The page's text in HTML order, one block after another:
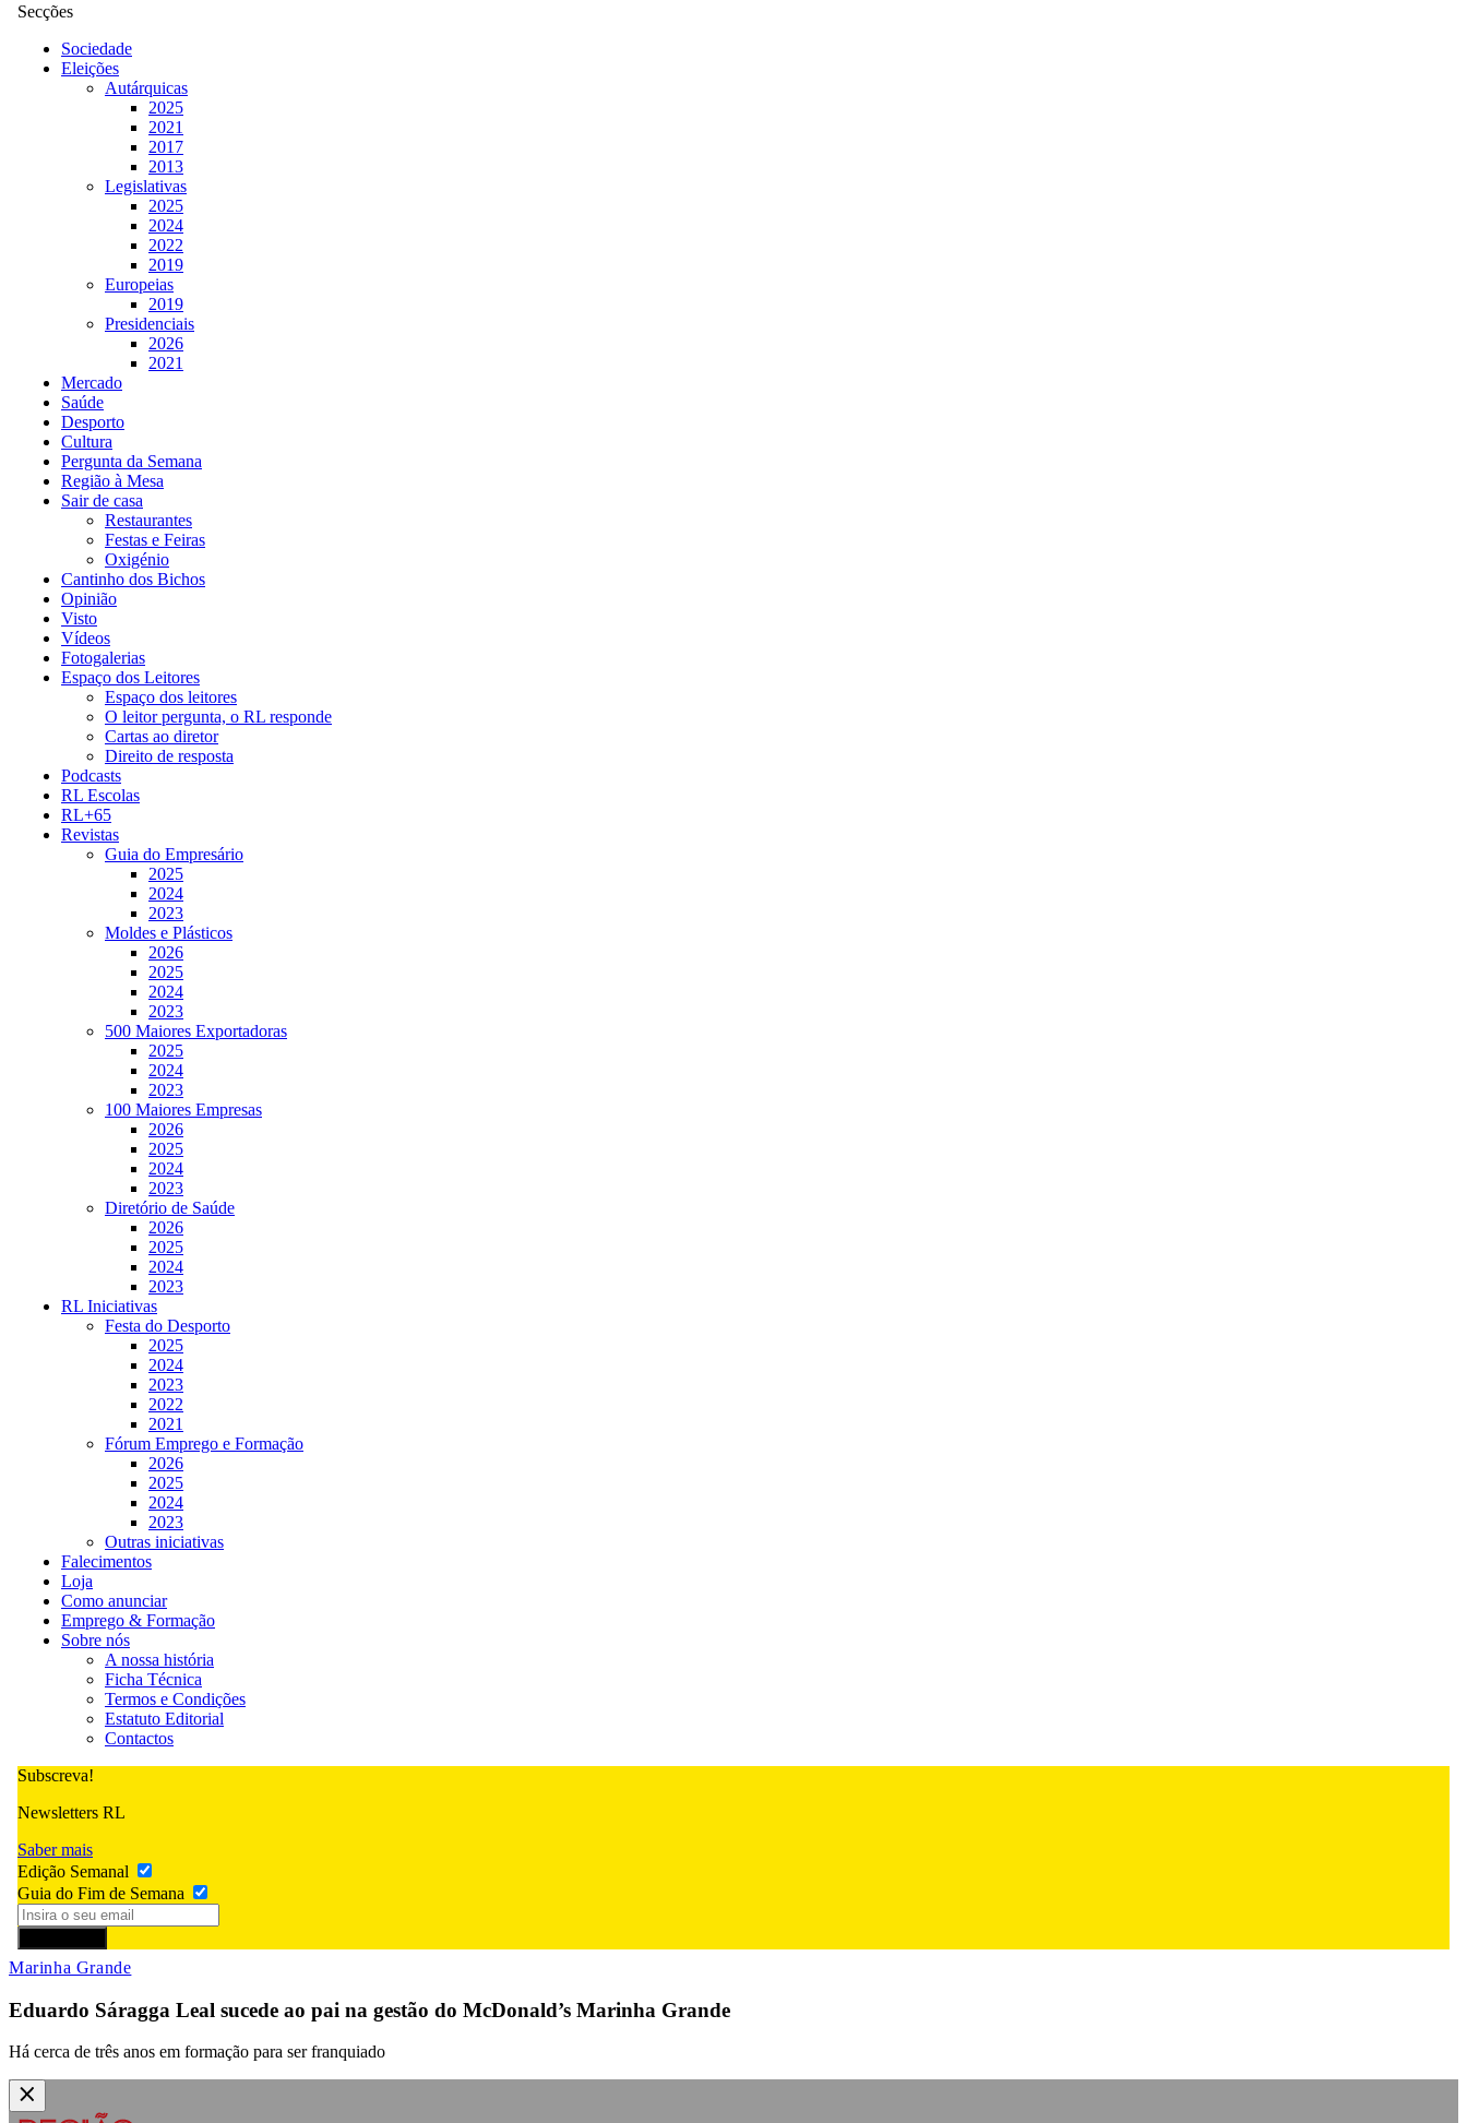
Secções
Sociedade
Eleições
Autárquicas
2025
2021
2017
2013
Legislativas
2025
2024
2022
2019
Europeias
2019
Presidenciais
2026
2021
Mercado
Saúde
Desporto
Cultura
Pergunta da Semana
Região à Mesa
Sair de casa
Restaurantes
Festas e Feiras
Oxigénio
Cantinho dos Bichos
Opinião
Visto
Vídeos
Fotogalerias
Espaço dos Leitores
Espaço dos leitores
O leitor pergunta, o RL responde
Cartas ao diretor
Direito de resposta
Podcasts
RL Escolas
RL+65
Revistas
Guia do Empresário
2025
2024
2023
Moldes e Plásticos
2026
2025
2024
2023
500 Maiores Exportadoras
2025
2024
2023
100 Maiores Empresas
2026
2025
2024
2023
Diretório de Saúde
2026
2025
2024
2023
RL Iniciativas
Festa do Desporto
2025
2024
2023
2022
2021
Fórum Emprego e Formação
2026
2025
2024
2023
Outras iniciativas
Falecimentos
Loja
Como anunciar
Emprego & Formação
Sobre nós
A nossa história
Ficha Técnica
Termos e Condições
Estatuto Editorial
Contactos
Subscreva!
Newsletters RL
Saber mais
Edição Semanal
Guia do Fim de Semana
Marinha Grande
Eduardo Sáragga Leal sucede ao pai na gestão do McDonald’s Marinha Grande
Há cerca de três anos em formação para ser franquiado